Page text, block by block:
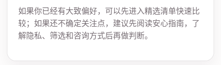
如果你已经有大致偏好，可以先进入精选清单快速比
较；如果还不确定关注点，建议先阅读安心指南，了
解隐私、筛选和咨询方式后再做判断。